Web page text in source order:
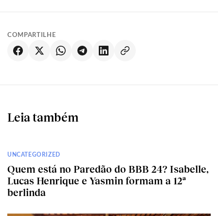
COMPARTILHE
Leia também
UNCATEGORIZED
Quem está no Paredão do BBB 24? Isabelle,
Lucas Henrique e Yasmin formam a 12ª
berlinda